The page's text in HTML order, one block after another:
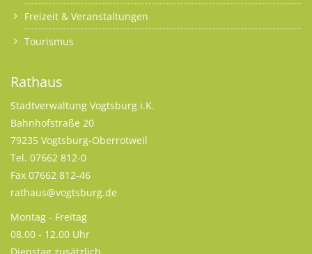
Freizeit & Veranstaltungen
Tourismus
Rathaus
Stadtverwaltung Vogtsburg i.K.
Bahnhofstraße 20
79235 Vogtsburg-Oberrotweil
Tel. 07662 812-0
Fax 07662 812-46
rathaus@vogtsburg.de
Montag - Freitag
08.00 - 12.00 Uhr
Dienstag zusätzlich